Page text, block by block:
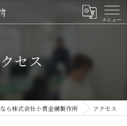
セス
ら株式会社小貫金網製作所 アクセス